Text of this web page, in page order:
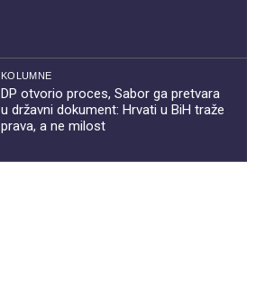
KOLUMNE
DP otvorio proces, Sabor ga pretvara
u državni dokument: Hrvati u BiH traže
prava, a ne milost